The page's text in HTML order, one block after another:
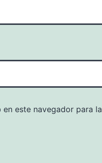
este navegador para la